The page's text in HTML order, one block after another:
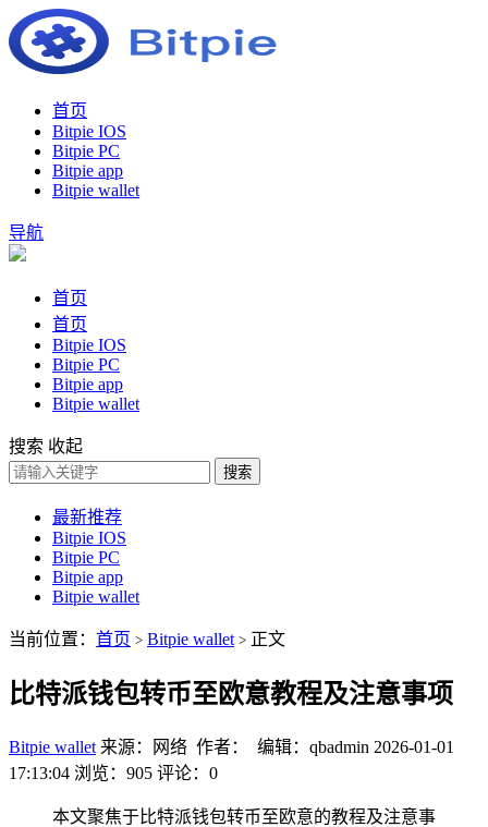
首页
Bitpie IOS
Bitpie PC
Bitpie app
Bitpie wallet
导航
首页
首页
Bitpie IOS
Bitpie PC
Bitpie app
Bitpie wallet
搜索 收起
搜索
最新推荐
Bitpie IOS
Bitpie PC
Bitpie app
Bitpie wallet
当前位置： 首页 > Bitpie wallet > 正文
比特派钱包转币至欧意教程及注意事项
Bitpie wallet 来源：网络 作者： 编辑：qbadmin 2026-01-01
17:13:04 浏览：905 评论：0
本文聚焦于比特派钱包转币至欧意的教程及注意事